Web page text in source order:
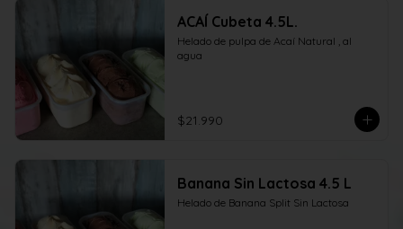
ACAÍ Cubeta 4.5L.
Helado de pulpa de Acaí Natural , al
agua
$21.990
Banana Sin Lactosa 4.5 L
Helado de Banana Split Sin Lactosa